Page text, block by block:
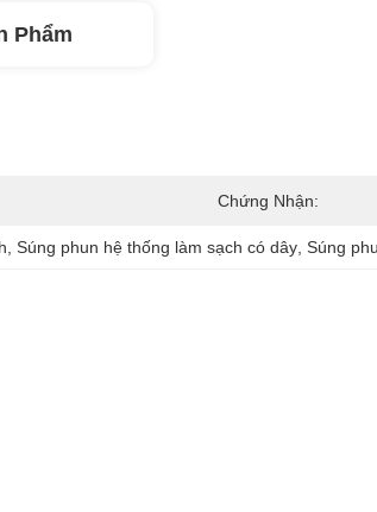
Phẩm
Chứng Nhận:
Súng phun hệ thống làm sạch có dây Súng